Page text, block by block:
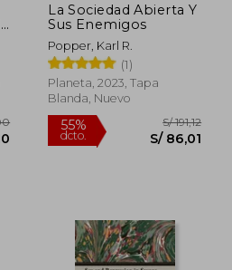
La Sociedad Abierta Y
Sus Enemigos
Popper, Karl R.
(1)
Planeta, 2023, Tapa
Blanda, Nuevo